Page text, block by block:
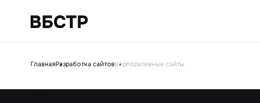
ГлавнаяРазработка сайтовКорпоративные сайты